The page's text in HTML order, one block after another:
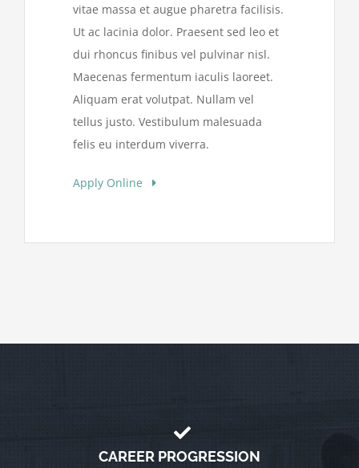
vitae massa et augue pharetra facilisis.
Ut ac lacinia dolor. Praesent sed leo et
dui rhoncus finibus vel pulvinar nisl.
Maecenas fermentum iaculis laoreet.
Aliquam erat volutpat. Nullam vel
tellus justo. Vestibulum malesuada
felis eu interdum viverra.
Apply Online
CAREER PROGRESSION